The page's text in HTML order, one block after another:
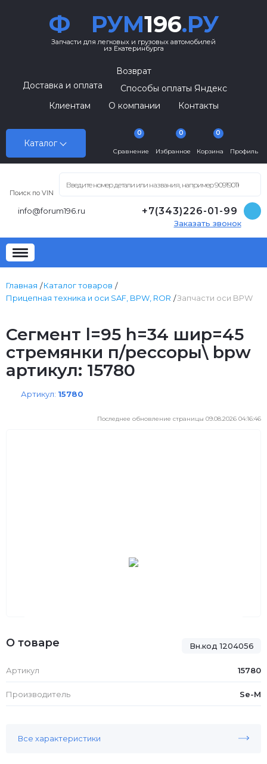
Ф РУМ196.РУ
Запчасти для легковых и грузовых автомобилей
из Екатеринбурга
Каталог
Возврат
Доставка и оплата
Способы оплаты Яндекс
Клиентам
О компании Контакты
Сравнение
0
Избранное
0
Корзина
0
Профиль
Поиск по VIN
info@forum196.ru +7(343)226-01-99
Заказать звонок
Главная
Каталог товаров
Прицепная техника и оси SAF, BPW, ROR
Запчасти оси BPW
Сегмент l=95 h=34 шир=45
стремянки п/рессоры\ bpw
артикул: 15780
Артикул: 15780
Последнее обновление страницы 09.08.2026 04:16:46
Вн.код 1204056
О товаре
Артикул 15780
Производитель Se-M
Все характеристики